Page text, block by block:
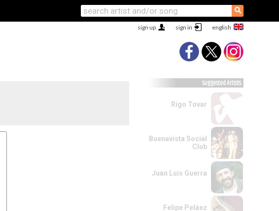
⚲
sign in
sign up
Suggested Artists
Rigo Tovar
Buenavista Social
Club
Juan Luis Guerra
Felipe Peláez